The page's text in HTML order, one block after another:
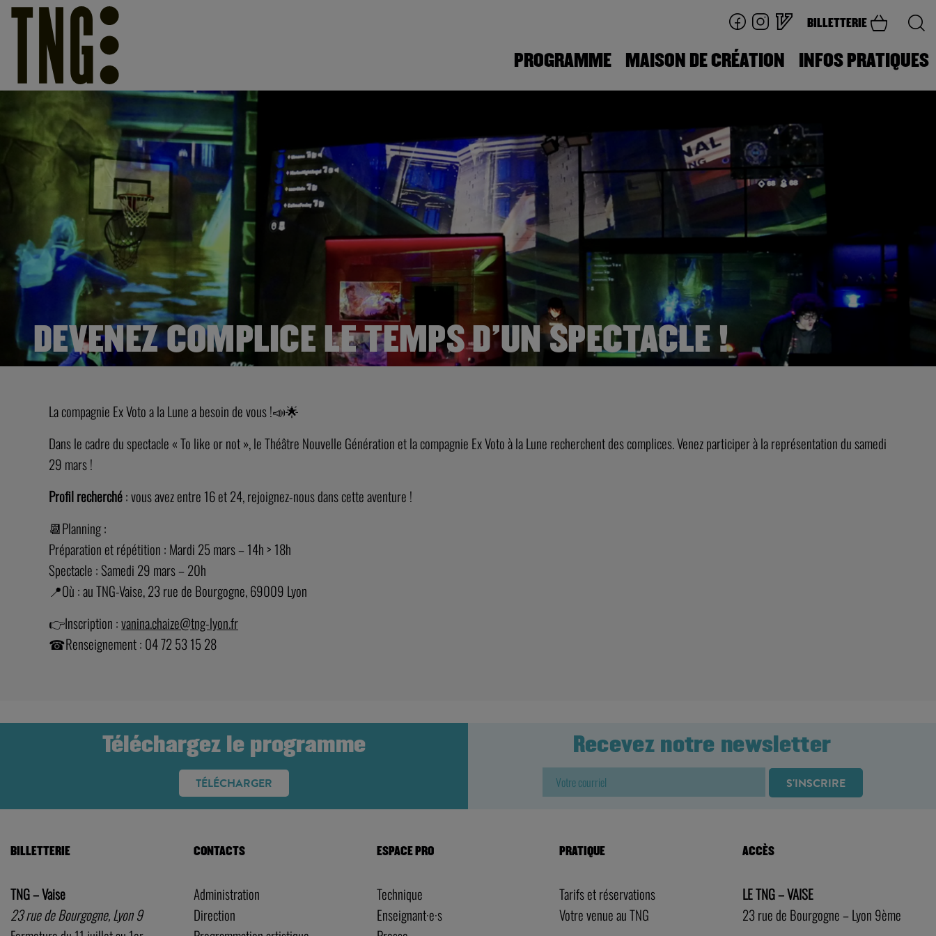
BILLETTERIE
PROGRAMME MAISON DE CRÉATION INFOS PRATIQUES
DEVENEZ COMPLICE LE TEMPS D’UN SPECTACLE !
La compagnie Ex Voto a la Lune a besoin de vous !📣🌟
Dans le cadre du spectacle « To like or not », le Théâtre Nouvelle Génération et la compagnie Ex Voto à la Lune recherchent des complices. Venez participer à la représentation du samedi
29 mars !
Profil recherché: vous avez entre 16 et 24, rejoignez-nous dans cette aventure !
📆Planning :
Préparation et répétition : Mardi 25 mars – 14h > 18h
Spectacle : Samedi 29 mars – 20h
📍Où : au TNG-Vaise, 23 rue de Bourgogne, 69009 Lyon
👉Inscription :vanina.chaize@tng-lyon.fr
☎Renseignement : 04 72 53 15 28
Téléchargez le programme
TÉLÉCHARGER
Recevez notre newsletter
BILLETTERIE
TNG – Vaise
23 rue de Bourgogne, Lyon 9
CONTACTS
Administration
Direction
ESPACE PRO
Technique
Enseignant·e·s
PRATIQUE
Tarifs et réservations
Votre venue au TNG
ACCÈS
LE TNG – VAISE
23 rue de Bourgogne – Lyon 9ème